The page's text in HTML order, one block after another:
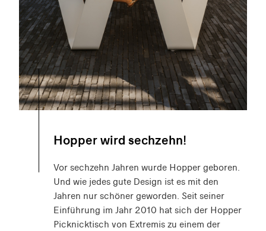
Hopper wird sechzehn!
Vor sechzehn Jahren wurde Hopper geboren.
Und wie jedes gute Design ist es mit den
Jahren nur schöner geworden. Seit seiner
Einführung im Jahr 2010 hat sich der Hopper
Picknicktisch von Extremis zu einem der